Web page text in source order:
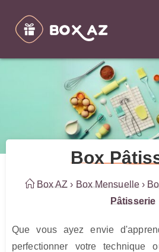
Box
Box AZ › Box Mensuelle ›
Pâtisserie
Que vous ayez envie
perfectionner votre technique